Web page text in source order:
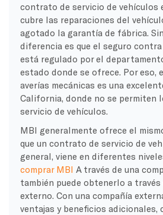
contrato de servicio de vehículos
cubre las reparaciones del
agotado la garantía de fábrica.
diferencia es que el seguro contra
está regulado por el
estado donde se ofrece. Por eso,
averías mecánicas es una
California, donde no se permiten
servicio de vehículos.
MBI generalmente ofrece el
que un contrato de servicio de
general, viene en diferentes
comprar MBI A través de una
también puede obtenerlo a través
externo. Con una compañía
ventajas y beneficios adicionales,